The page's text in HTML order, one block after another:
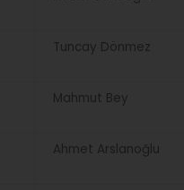
Tuncay Dönmez
Mahmut Bey
Ahmet Arslanoğlu